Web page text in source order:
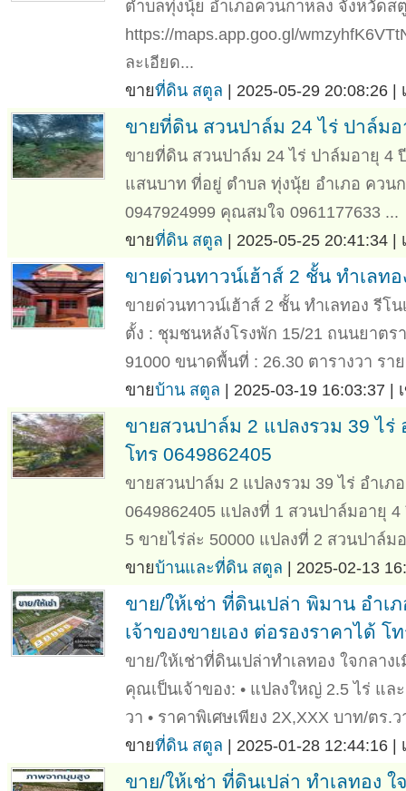
ตำบลทุ่งนุ้ย อำเภอควนกาหลง จังหวัดส
https://maps.app.goo.gl/
ละเอียด...
ขายที่ดิน สตูล | 2025-05-29 20:08:26 |
ขายที่ดิน สวนปาล์ม 24 ไร่ ปาล์ม
ขายที่ดิน สวนปาล์ม 24 ไร่ ปาล์มอายุ 4
แสนบาท ที่อยู่ ตำบล ทุ่งนุ้ย อำเภอ คว
0947924999 คุณสมใจ 0961177633 ...
ขายที่ดิน สตูล | 2025-05-25 20:41:34 |
ขายด่วนทาวน์เฮ้าส์ 2 ชั้น ทำเลท
ขายด่วนทาวน์เฮ้าส์ 2 ชั้น ทำเลทอง รีโ
ตั้ง : ชุมชนหลังโรงพัก 15/21 ถนนยาต
91000 ขนาดพื้นที่ : 26.30 ตารางวา ราย
ขายบ้าน สตูล | 2025-03-19 16:03:37 |
ขายสวนปาล์ม 2 แปลงรวม 39 ไร่
โทร 0649862405
ขายสวนปาล์ม 2 แปลงรวม 39 ไร่ อำเ
0649862405 แปลงที่ 1 สวนปาล์มอายุ
5 ขายไร่ล่ะ 50000 แปลงที่ 2 สวนปาล์ม
ขายบ้านและที่ดิน สตูล | 2025-02-13
ขาย/ให้เช่า ที่ดินเปล่า พิมาน อำเ
เจ้าของขายเอง ต่อรองราคาได้ โ
ขาย/ให้เช่าที่ดินเปล่าทำเลทอง ใจกลา
คุณเป็นเจ้าของ: • แปลงใหญ่ 2.5 ไร่ แล
วา • ราคาพิเศษเพียง 2X,XXX บาท/ตร.
ขายที่ดิน สตูล | 2025-01-28 12:44:16 |
ขาย/ให้เช่า ที่ดินเปล่า ทำเลทอง ใ